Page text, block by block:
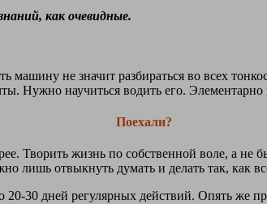
как очевидные.
машину не значит разбираться во всех
Нужно научиться водить его.
Поехали?
Творить жизнь по собственной воле, а не
лишь отвыкнуть думать и делать так, как
20-30 дней регулярных действий. Опять же